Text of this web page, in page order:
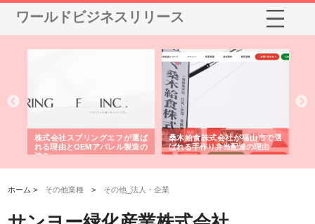
ワールドビジネスリリース
株式会社スプリングエフが選ば
れる理由とOEMアパレル製造の
強み
桑木給食株式会社が福山市で選
ばれる手作り弁当配達の理由
ホーム > その他業種 > その他_法人・企業